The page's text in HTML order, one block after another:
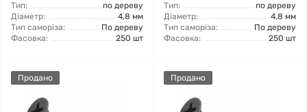
Тип:
по дереву
Діаметр:
4,8 мм
Тип саморіза:
По дереву
Фасовка:
250 шт
Тип:
по дереву
Діаметр:
4,8 мм
Тип саморіза:
По дереву
Фасовка:
250 шт
Продано Продано